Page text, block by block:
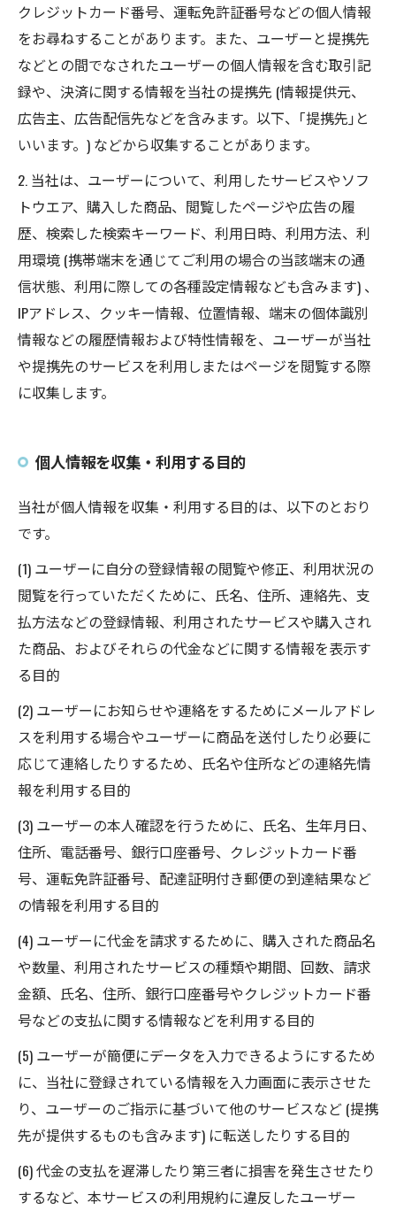
クレジットカード番号、運転免許証番号などの個人情報
をお尋ねすることがあります。また、ユーザーと提携先
などとの間でなされたユーザーの個人情報を含む取引記
録や、決済に関する情報を当社の提携先 (情報提供元、
広告主、広告配信先などを含みます。以下、｢提携先｣と
いいます。) などから収集することがあります。
2. 当社は、ユーザーについて、利用したサービスやソフ
トウエア、購入した商品、閲覧したページや広告の履
歴、検索した検索キーワード、利用日時、利用方法、利
用環境 (携帯端末を通じてご利用の場合の当該端末の通
信状態、利用に際しての各種設定情報なども含みます) 、
IPアドレス、クッキー情報、位置情報、端末の個体識別
情報などの履歴情報および特性情報を、ユーザーが当社
や提携先のサービスを利用しまたはページを閲覧する際
に収集します。
個人情報を収集・利用する目的
当社が個人情報を収集・利用する目的は、以下のとおり
です。
(1) ユーザーに自分の登録情報の閲覧や修正、利用状況の
閲覧を行っていただくために、氏名、住所、連絡先、支
払方法などの登録情報、利用されたサービスや購入され
た商品、およびそれらの代金などに関する情報を表示す
る目的
(2) ユーザーにお知らせや連絡をするためにメールアドレ
スを利用する場合やユーザーに商品を送付したり必要に
応じて連絡したりするため、氏名や住所などの連絡先情
報を利用する目的
(3) ユーザーの本人確認を行うために、氏名、生年月日、
住所、電話番号、銀行口座番号、クレジットカード番
号、運転免許証番号、配達証明付き郵便の到達結果など
の情報を利用する目的
(4) ユーザーに代金を請求するために、購入された商品名
や数量、利用されたサービスの種類や期間、回数、請求
金額、氏名、住所、銀行口座番号やクレジットカード番
号などの支払に関する情報などを利用する目的
(5) ユーザーが簡便にデータを入力できるようにするため
に、当社に登録されている情報を入力画面に表示させた
り、ユーザーのご指示に基づいて他のサービスなど (提携
先が提供するものも含みます) に転送したりする目的
(6) 代金の支払を遅滞したり第三者に損害を発生させたり
するなど、本サービスの利用規約に違反したユーザー